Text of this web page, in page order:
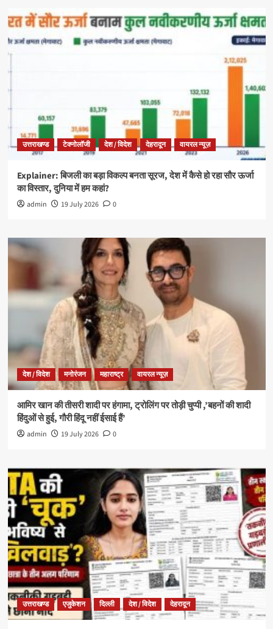
उत्तराखण्ड टेक्नोलॉजी देश / विदेश देहरादून वायरल न्यूज़
Explainer: बिजली का बड़ा विकल्प बनता सूरज, देश में कैसे हो रहा सौर ऊर्जा
का विस्तार, दुनिया में हम कहां?
admin 19 July 2026 0
देश / विदेश मनोरंजन महाराष्ट्र वायरल न्यूज़
आमिर खान की तीसरी शादी पर हंगामा, ट्रोलिंग पर तोड़ी चुप्पी ,’बहनों की शादी
हिंदुओं से हुई, गौरी हिंदू नहीं ईसाई हैं’
admin 19 July 2026 0
उत्तराखण्ड एजुकेशन दिल्ली देश / विदेश देहरादून